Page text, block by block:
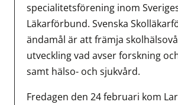
specialitetsförening inom
Läkarförbund. Svenska
ändamål är att främja
utveckling vad avser forskning
samt hälso- och sjukvård.
Fredagen den 24 februari kom